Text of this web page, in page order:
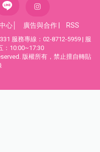
心 廣告與合作 RSS
服務專線：02-8712-5959 | 服
：10:00~17:30
版權所有，禁止擅自轉貼